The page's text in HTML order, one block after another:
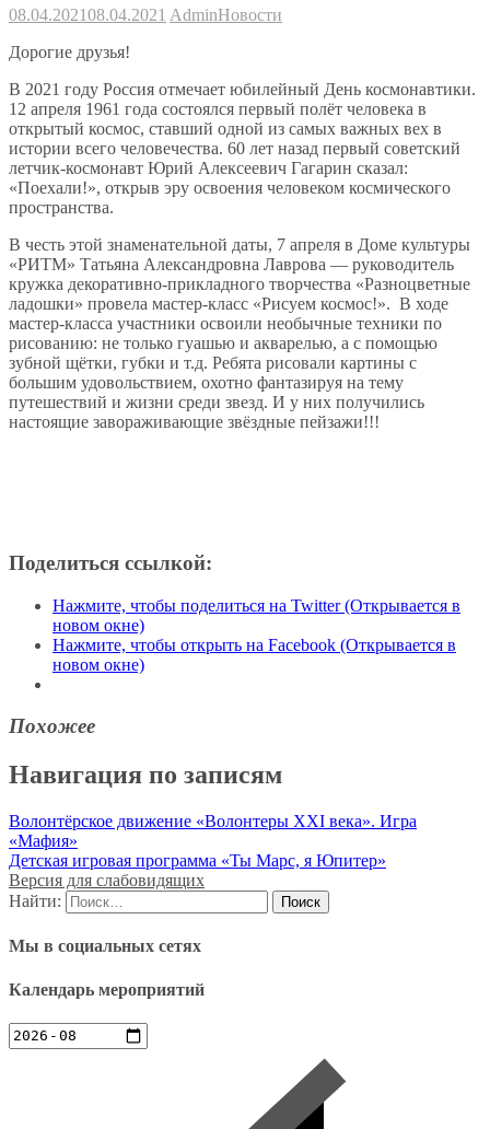
08.04.202108.04.2021 AdminНовости
Дорогие друзья!
В 2021 году Россия отмечает юбилейный День космонавтики.
12 апреля 1961 года состоялся первый полёт человека в
открытый космос, ставший одной из самых важных вех в
истории всего человечества. 60 лет назад первый советский
летчик-космонавт Юрий Алексеевич Гагарин сказал:
«Поехали!», открыв эру освоения человеком космического
пространства.
В честь этой знаменательной даты, 7 апреля в Доме культуры
«РИТМ» Татьяна Александровна Лаврова — руководитель
кружка декоративно-прикладного творчества «Разноцветные
ладошки» провела мастер-класс «Рисуем космос!». В ходе
мастер-класса участники освоили необычные техники по
рисованию: не только гуашью и акварелью, а с помощью
зубной щётки, губки и т.д. Ребята рисовали картины с
большим удовольствием, охотно фантазируя на тему
путешествий и жизни среди звезд. И у них получились
настоящие завораживающие звёздные пейзажи!!!
Поделиться ссылкой:
Нажмите, чтобы поделиться на Twitter (Открывается в
новом окне)
Нажмите, чтобы открыть на Facebook (Открывается в
новом окне)
Похожее
Навигация по записям
Волонтёрское движение «Волонтеры XXI века». Игра
«Мафия»
Детская игровая программа «Ты Марс, я Юпитер»
Версия для слабовидящих
Найти:
Мы в социальных сетях
Календарь мероприятий